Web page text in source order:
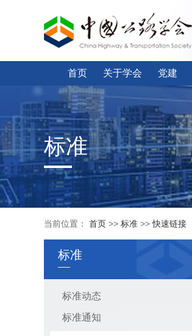
首页 关于学会 党建
标准
当前位置： 首页 >> 标准 >>快速链接
标准
标准动态
标准通知